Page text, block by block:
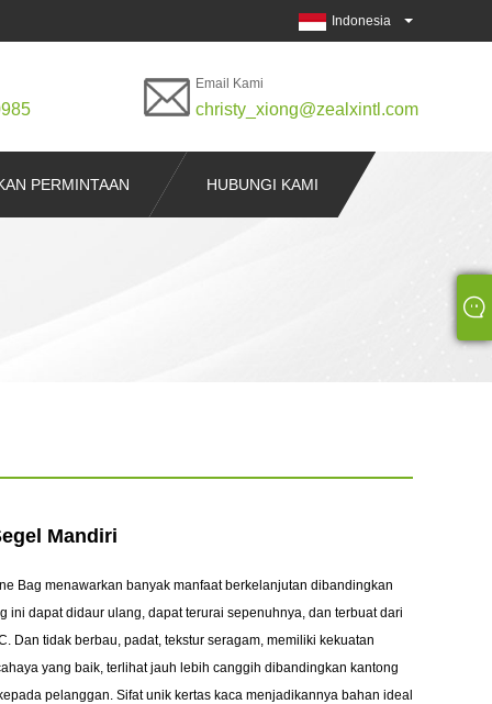
Indonesia
Email Kami
christy_xiong@zealxintl.com
PERMINTAAN HUBUNGI KAMI
Mandiri
Bag menawarkan banyak manfaat berkelanjutan dibandingkan
ini dapat didaur ulang, dapat terurai sepenuhnya, dan terbuat dari
Dan tidak berbau, padat, tekstur seragam, memiliki kekuatan
yang baik, terlihat jauh lebih canggih dibandingkan kantong
pelanggan. Sifat unik kertas kaca menjadikannya bahan ideal